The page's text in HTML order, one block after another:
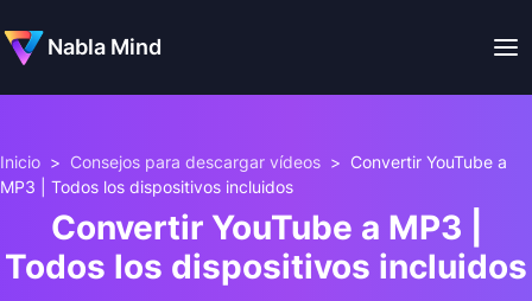
Nabla Mind
Inicio > Consejos para descargar vídeos > Convertir YouTube a
MP3 | Todos los dispositivos incluidos
Convertir YouTube a MP3 |
Todos los dispositivos incluidos